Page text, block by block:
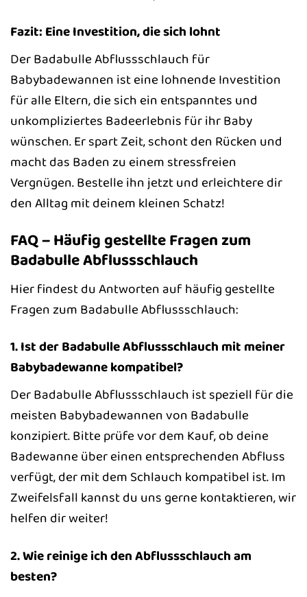
Fazit: Eine Investition, die sich lohnt
Der Badabulle Abflussschlauch für
Babybadewannen ist eine lohnende Investition
für alle Eltern, die sich ein entspanntes und
unkompliziertes Badeerlebnis für ihr Baby
wünschen. Er spart Zeit, schont den Rücken und
macht das Baden zu einem stressfreien
Vergnügen. Bestelle ihn jetzt und erleichtere dir
den Alltag mit deinem kleinen Schatz!
FAQ – Häufig gestellte Fragen zum
Badabulle Abflussschlauch
Hier findest du Antworten auf häufig gestellte
Fragen zum Badabulle Abflussschlauch:
1. Ist der Badabulle Abflussschlauch mit meiner
Babybadewanne kompatibel?
Der Badabulle Abflussschlauch ist speziell für die
meisten Babybadewannen von Badabulle
konzipiert. Bitte prüfe vor dem Kauf, ob deine
Badewanne über einen entsprechenden Abfluss
verfügt, der mit dem Schlauch kompatibel ist. Im
Zweifelsfall kannst du uns gerne kontaktieren, wir
helfen dir weiter!
2. Wie reinige ich den Abflussschlauch am
besten?